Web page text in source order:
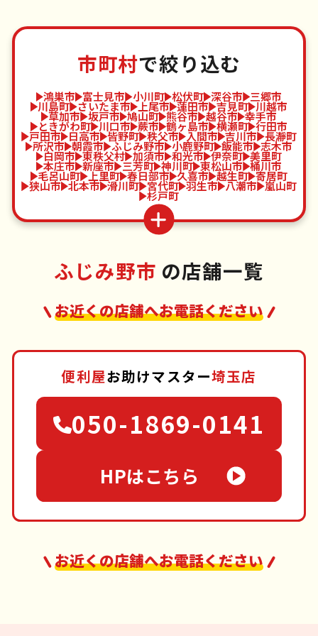
市町村で絞り込む
鴻巣市 富士見市 小川町 松伏町 深谷市 三郷市
川島町 さいたま市 上尾市 蓮田市 吉見町 川越市
草加市 坂戸市 鳩山町 熊谷市 越谷市 幸手市
ときがわ町 川口市 蕨市 鶴ヶ島市 横瀬町 行田市
戸田市 日高市 皆野町 秩父市 入間市 吉川市 長瀞町
所沢市 朝霞市 ふじみ野市 小鹿野町 飯能市 志木市
白岡市 東秩父村 加須市 和光市 伊奈町 美里町
本庄市 新座市 三芳町 神川町 東松山市 桶川市
毛呂山町 上里町 春日部市 久喜市 越生町 寄居町
狭山市 北本市 滑川町 宮代町 羽生市 八潮市 嵐山町
杉戸町
ふじみ野市 の店舗一覧
お近くの店舗へお電話ください
便利屋お助けマスター埼玉店
050-1869-0141
HPはこちら
お近くの店舗へお電話ください